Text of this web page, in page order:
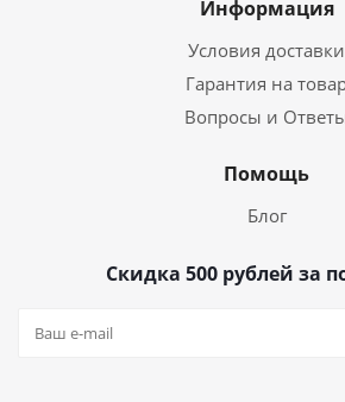
Информация
Условия доставки
Гарантия на
Вопросы и
Помощь
Блог
Скидка 500 рублей за